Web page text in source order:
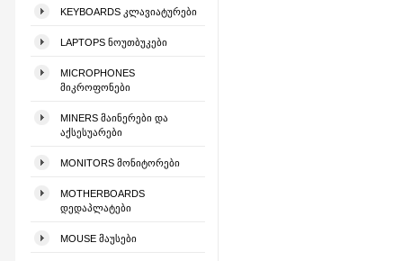
KEYBOARDS ᲙᲚᲐᲕᲘᲐᲢᲣᲠᲔᲑᲘ
LAPTOPS ᲜᲝᲣᲗᲑᲣᲙᲔᲑᲘ
MICROPHONES
ᲛᲘᲙᲠᲝᲤᲝᲜᲔᲑᲘ
MINERS ᲛᲐᲘᲜᲔᲠᲔᲑᲘ ᲓᲐ
ᲐᲥᲡᲔᲡᲣᲐᲠᲔᲑᲘ
MONITORS ᲛᲝᲜᲘᲢᲝᲠᲔᲑᲘ
MOTHERBOARDS
ᲓᲔᲓᲐᲞᲚᲐᲢᲔᲑᲘ
MOUSE ᲛᲐᲣᲡᲔᲑᲘ